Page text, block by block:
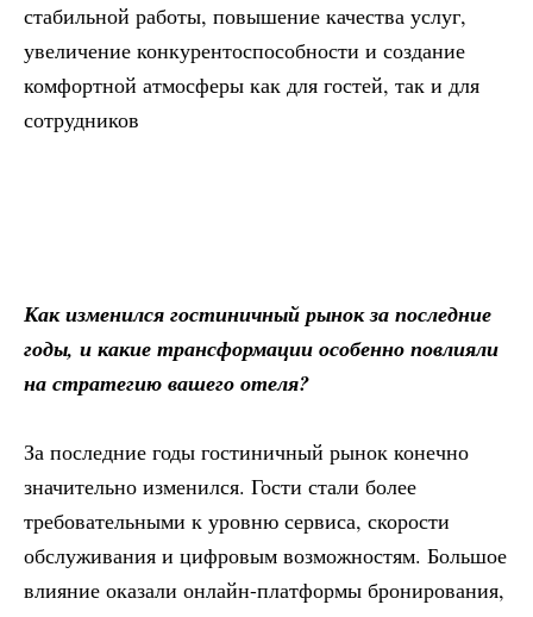
стабильной работы, повышение качества услуг,
увеличение конкурентоспособности и создание
комфортной атмосферы как для гостей, так и для
сотрудников
Как изменился гостиничный рынок за последние
годы, и какие трансформации особенно повлияли
на стратегию вашего отеля?
За последние годы гостиничный рынок конечно
значительно изменился. Гости стали более
требовательными к уровню сервиса, скорости
обслуживания и цифровым возможностям. Большое
влияние оказали онлайн-платформы бронирования,